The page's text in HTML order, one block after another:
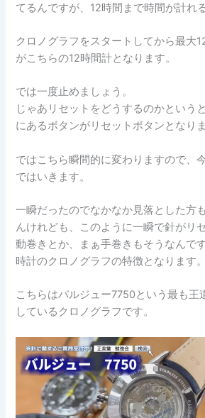
てるんですが、12時間まで時間が計れ
クロノグラフをスタートしてから最大
がこちらの12時間計となります。
では一度止めましょう。
じゃあリセットをどうするのかという
にあるボタンがリセットボタンとなりま
ではこちら瞬間的に変わりますので、
ではいきます。
一瞬だったのでなかなか見落とした方
んけれども、このように一瞬で針がリ
動巻きとか、まぁ手巻きもそうなんで
時計のクロノグラフの特徴となります。
こちらはバルジュー7750という最も王
しているクロノグラフです。